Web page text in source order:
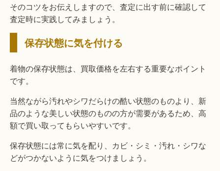
そのコツをお伝えしますので、査定に出す前に確認して
査定時に実践してみましょう。
保存状態に気を付ける
着物の保存状態は、買取価格を左右する重要なポイント
です。
当然ながら汚れやシワだらけの酷い状態のものより、新
品のような美しい状態のものの方が需要があるため、高
額で買い取ってもらいやすいです。
保存状態には常に気を配り、カビ・シミ・汚れ・シワな
どがつかないように気をつけましょう。